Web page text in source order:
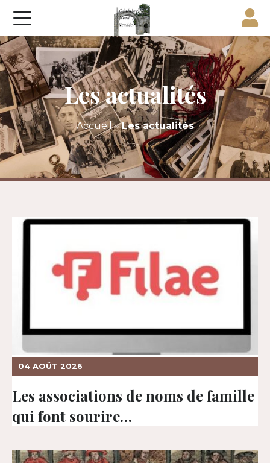
Les actualités
Accueil»Les actualités
04 AOÛT 2026
Les associations de noms de famille
qui font sourire…